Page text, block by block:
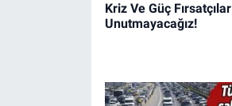
Kriz Ve Güç
Unutmayacağız!